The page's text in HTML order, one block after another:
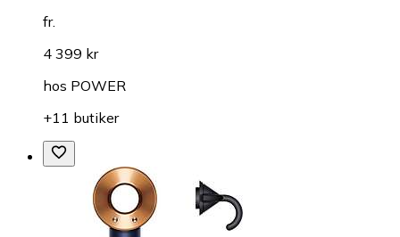
fr.
4 399 kr
hos POWER
+11 butiker